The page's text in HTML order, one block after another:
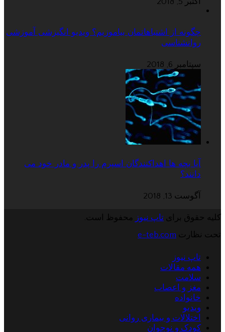
چگونه از اشتباهاتمان بیاموزیم؟ ویدیو انگیزشی آموزشی
روانشناسی
سپتامبر 6, 2018
آیا بچه ها اهداکنندگان اسپرم را پدر و مادر خود می
دانند؟
آگوست 13, 2018
کلیه حقوق برای تاپ نیوز
محفوظ است.
تحت نظارت e-teb.com
تاپ نیوز
همه مقالات
سلامت
مغز و اعصاب
خانواده
ویدیو
اختلالات و بیماری روانی
کودک و نوجوان